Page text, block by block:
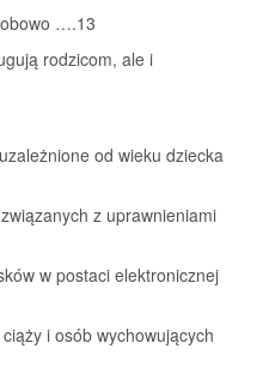
….13
rodzicom, ale i
od wieku dziecka
z uprawnieniami
w postaci elektronicznej
i osób wychowujących